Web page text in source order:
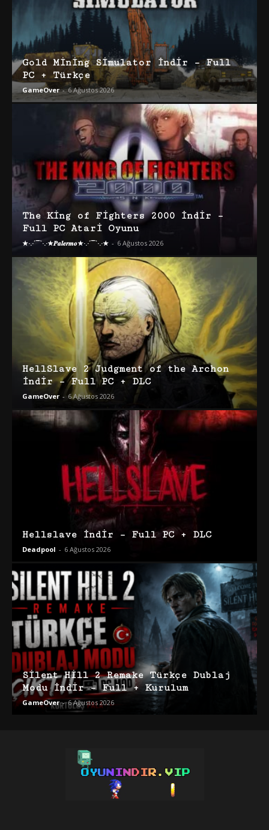
Gold Mining Simulator İndir – Full
PC + Türkçe
GameOver - 6 Ağustos 2026
The King of Fighters 2000 İndir –
Full PC Atari Oyunu
★·.·´¯`·.·★𝑷𝒂𝒍𝒆𝒓𝒎𝒐★·.·´¯`·.·★ - 6 Ağustos 2026
HellSlave 2 Judgment of the Archon
İndir – Full PC + DLC
GameOver - 6 Ağustos 2026
Hellslave İndir – Full PC + DLC
Deadpool - 6 Ağustos 2026
Silent Hill 2 Remake Türkçe Dublaj
Modu İndir – Full + Kurulum
GameOver - 6 Ağustos 2026